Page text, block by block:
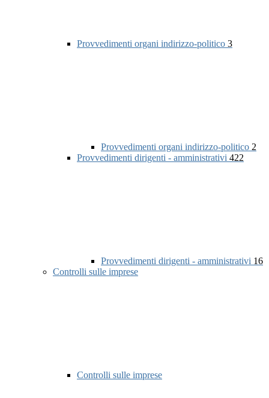
Provvedimenti organi indirizzo-politico 3
Provvedimenti organi indirizzo-politico 2
Provvedimenti dirigenti - amministrativi 422
Provvedimenti dirigenti - amministrativi 16
Controlli sulle imprese
Controlli sulle imprese